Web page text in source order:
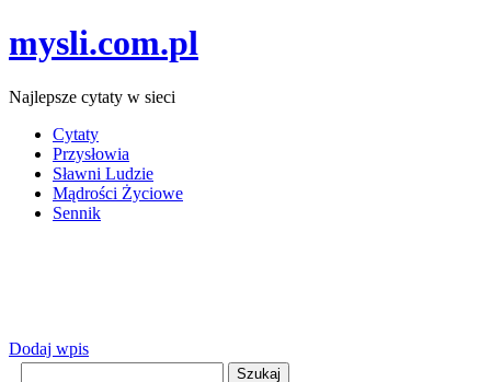
mysli.com.pl
Najlepsze cytaty w sieci
Cytaty
Przysłowia
Sławni Ludzie
Mądrości Życiowe
Sennik
Dodaj wpis